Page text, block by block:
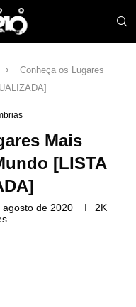
Conheça os Lugares
Mais
[LISTA
agosto de 2020
2K